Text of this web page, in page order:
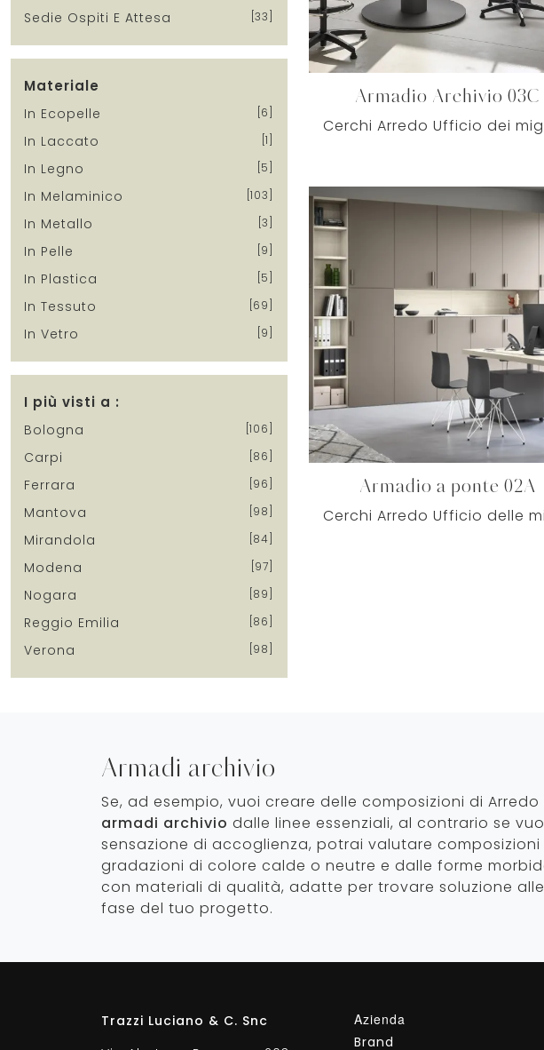
Sedie Ospiti E Attesa 33
Materiale
In Ecopelle 6
In Laccato 1
In Legno 5
In Melaminico 103
In Metallo 3
In Pelle 9
In Plastica 5
In Tessuto 69
In Vetro 9
I più visti a :
Bologna 106
Carpi 86
Ferrara 96
Mantova 98
Mirandola 84
Modena 97
Nogara 89
Reggio Emilia 86
Verona 98
Armadio Archivio 03C
Armadio a ponte 02A
Armadi archivio
Se, ad esempio, vuoi creare delle composizioni di
armadi archivio dalle linee essenziali, al contrario se
sensazione di accoglienza, potrai valutare
gradazioni di colore calde o neutre e dalle forme
con materiali di qualità, adatte per trovare soluzione
fase del tuo progetto.
Trazzi Luciano & C. Snc
Azienda
Brand